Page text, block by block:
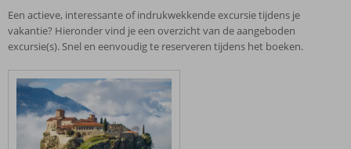
Een actieve, interessante of indrukwekkende excursie tijdens je
vakantie? Hieronder vind je een overzicht van de aangeboden
excursie(s). Snel en eenvoudig te reserveren tijdens het boeken.